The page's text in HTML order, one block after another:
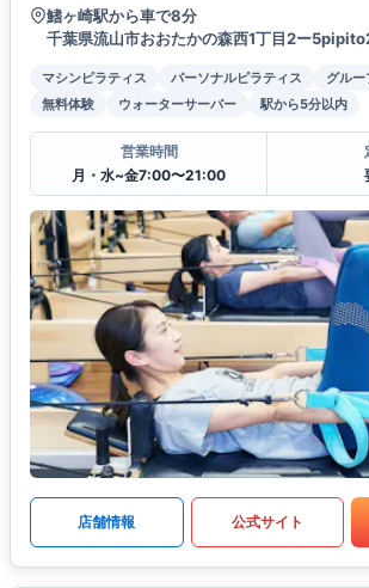
鰭ヶ崎駅から車で8分
千葉県流山市おおたかの森西1丁目2ー
マシンピラティス パーソナルピラティス
グルー
無料体験
ウォーターサーバー 駅から5分以内
営業時間
月・水~金7:00〜21:00
店舗情報 公式サイト